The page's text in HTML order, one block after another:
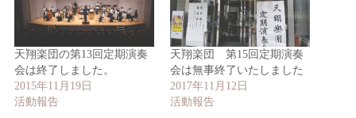
天翔楽団の第13回定期演奏
会は終了しました。
2015年11月19日
活動報告
天翔楽団 第15回定期演奏
会は無事終了いたしました
2017年11月12日
活動報告